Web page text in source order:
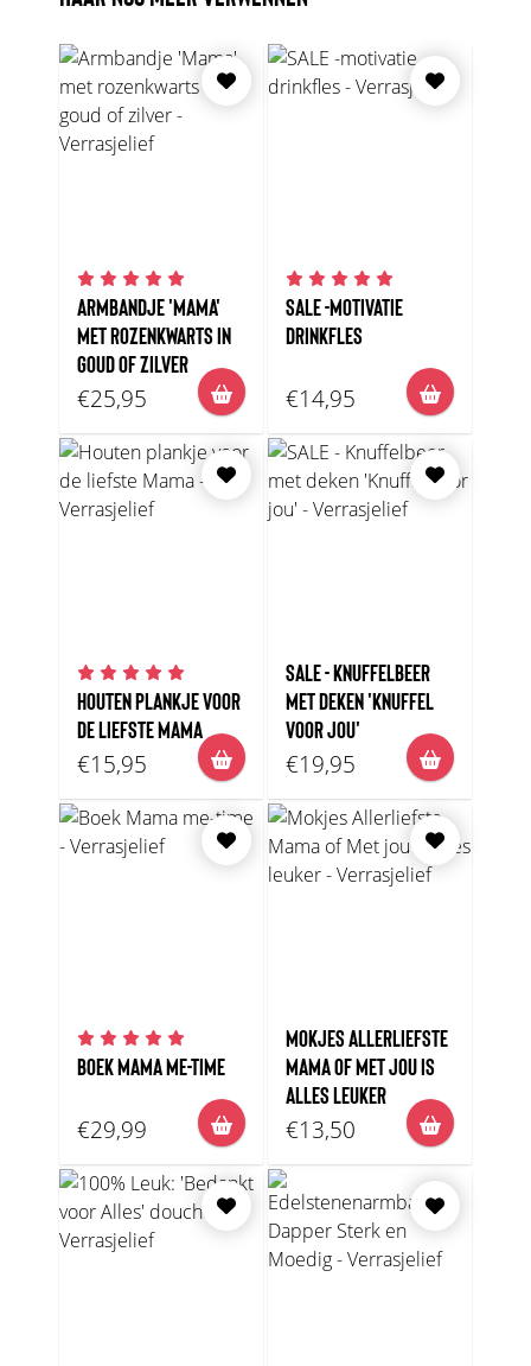
ARMBANDJE 'MAMA'
MET ROZENKWARTS IN
GOUD OF ZILVER
€25,95
SALE -MOTIVATIE
DRINKFLES
€14,95
HOUTEN PLANKJE VOOR
DE LIEFSTE MAMA
€15,95
SALE - KNUFFELBEER
MET DEKEN 'KNUFFEL
VOOR JOU'
€19,95
BOEK MAMA ME-TIME
€29,99
MOKJES ALLERLIEFSTE
MAMA OF MET JOU IS
ALLES LEUKER
€13,50